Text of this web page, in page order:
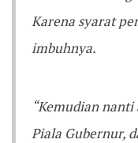
Karena syarat
imbuhnya.
“Kemudian
Piala Gubernur,